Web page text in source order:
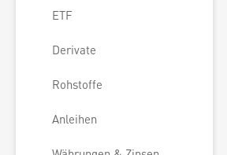
ETF
Derivate
Rohstoffe
Anleihen